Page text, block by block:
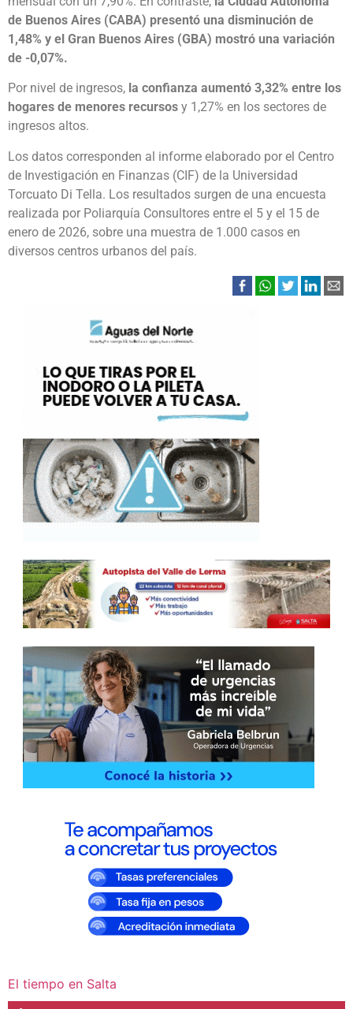
de Buenos Aires (CABA) presentó una disminución de
1,48% y el Gran Buenos Aires (GBA) mostró una variación
de -0,07%.
Por nivel de ingresos, la confianza aumentó 3,32% entre los
hogares de menores recursos y 1,27% en los sectores de
ingresos altos.
Los datos corresponden al informe elaborado por el Centro
de Investigación en Finanzas (CIF) de la Universidad
Torcuato Di Tella. Los resultados surgen de una encuesta
realizada por Poliarquía Consultores entre el 5 y el 15 de
enero de 2026, sobre una muestra de 1.000 casos en
diversos centros urbanos del país.
El tiempo en Salta